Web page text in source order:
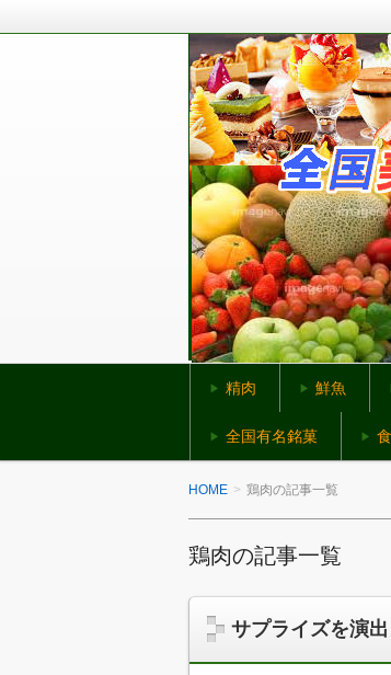
全国美味し
全国から美味しいもの
精肉 鮮魚
全国有名銘菓
HOME 鶏肉の記事一覧
鶏肉の記事一覧
サプライズを演